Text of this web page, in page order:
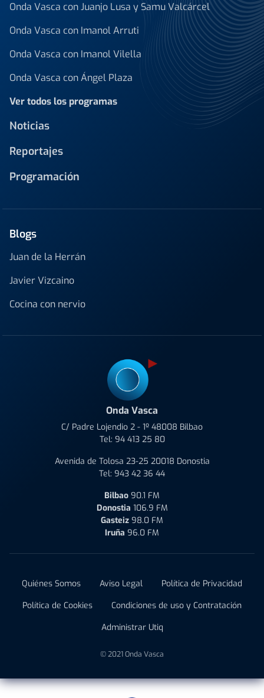
Onda Vasca con Juanjo Lusa y Samu Valcárcel
Onda Vasca con Imanol Arruti
Onda Vasca con Imanol Vilella
Onda Vasca con Ángel Plaza
Ver todos los programas
Noticias
Reportajes
Programación
Blogs
Juan de la Herrán
Javier Vizcaino
Cocina con nervio
Onda Vasca
C/ Padre Lojendio 2 - 1º 48008 Bilbao
Tel: 94 413 25 80
Avenida de Tolosa 23-25 20018 Donostia
Tel: 943 42 36 44
Bilbao 90.1 FM
Donostia 106.9 FM
Gasteiz 98.0 FM
Iruña 96.0 FM
Quiénes Somos Aviso Legal
Política de Privacidad
Política de Cookies
Condiciones de uso y Contratación
Administrar Utiq
© 2021 Onda Vasca